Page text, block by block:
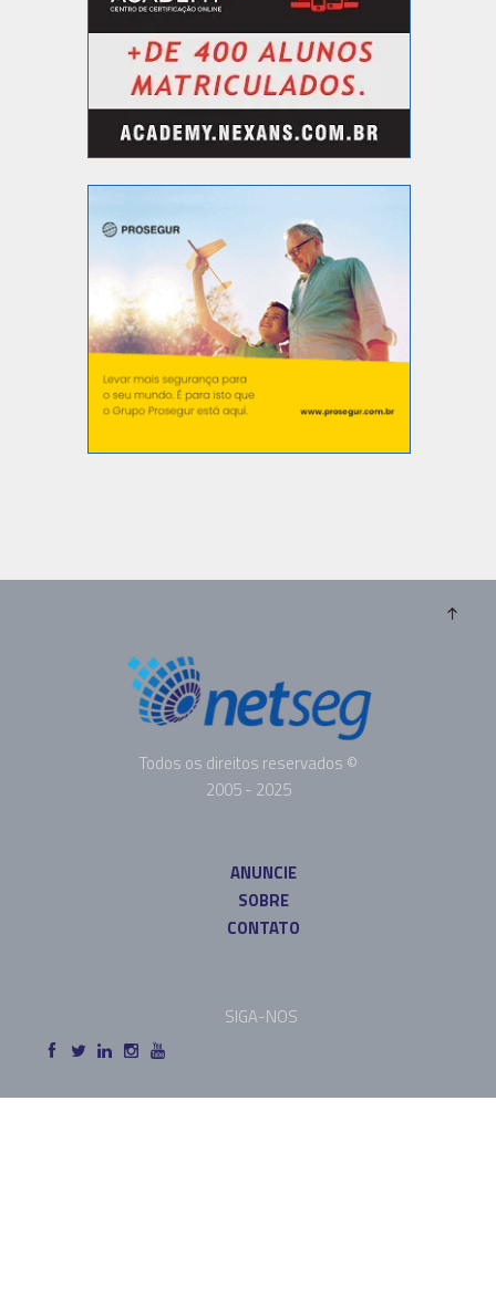
Todos os direitos reservados ©
2005 - 2025
ANUNCIE
SOBRE
CONTATO
SIGA-NOS